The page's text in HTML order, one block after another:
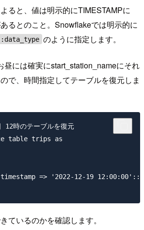
ると、値は明示的にTIMESTAMPに
るとのこと。Snowflakeでは明示的に
のように指定します。
昼には確実にstart_station_nameにそれ
で、時間指定してテーブルを復元しま
時のテーブルを復元
table trips as
=> '2022-12-19
ているのかを確認します。